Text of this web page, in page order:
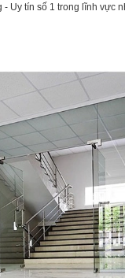
- Uy tín số 1 trong lĩnh vực